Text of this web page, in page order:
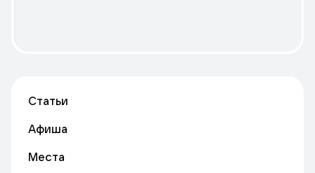
Статьи
Афиша
Места